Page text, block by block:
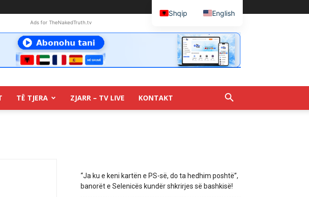
Ads for TheNakedTruth.tv
TË TJERA ZJARR – TV LIVE KONTAKT
“Ja ku e keni kartën e PS-së, do ta hedhim poshtë”,
banorët e Selenicës kundër shkrirjes së bashkisë!
Shqip English